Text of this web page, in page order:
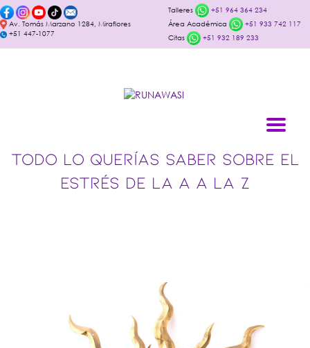
Av. Tomás Marzano 1284, Miraflores
+51 447-1077
Talleres
+51 964 364 234
Área Académica
+51 933 742 117
Citas
+51 932 189 233
TODO LO QUERÍAS SABER SOBRE EL
ESTRÉS DE LA A A LA Z